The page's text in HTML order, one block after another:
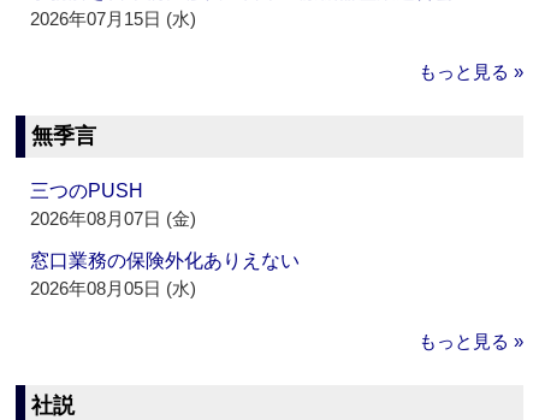
2026年07月15日 (水)
もっと見る »
無季言
三つのPUSH
2026年08月07日 (金)
窓口業務の保険外化ありえない
2026年08月05日 (水)
もっと見る »
社説